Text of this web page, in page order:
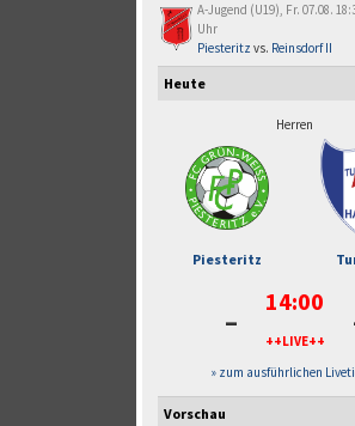
A-Jugend (U19), Fr. 07.08.
Uhr
Piesteritz vs. Reinsdorf II
Heute
Herren
Piesteritz
- 14:00
++LIVE++
» zum ausführlichen
Vorschau